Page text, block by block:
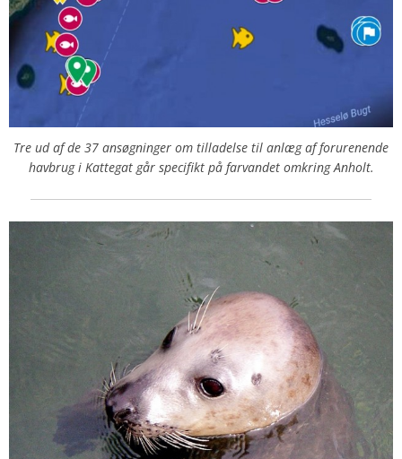
Tre ud af de 37 ansøgninger om tilladelse til anlæg af forurenende
havbrug i Kattegat går specifikt på farvandet omkring Anholt.